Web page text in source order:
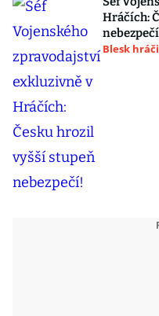
Hráčích:
Blesk hráči